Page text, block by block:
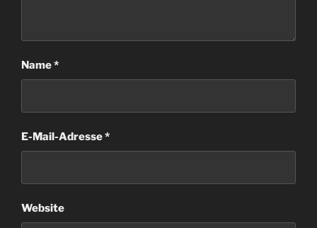
Name*
E-Mail-Adresse*
Website